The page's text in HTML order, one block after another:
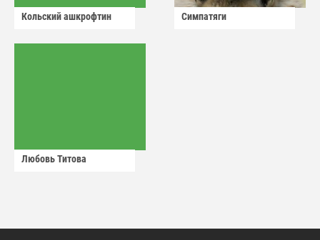
Кольский ашкрофтин Симпатяги
Любовь Титова